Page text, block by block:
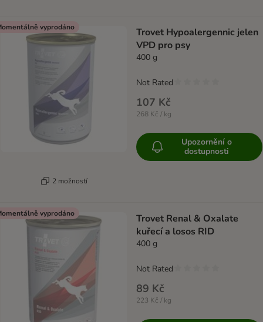
vyprodáno
2 možností
Trovet Hypoalergennic jelen
VPD pro psy
400 g
107 Kč
268 Kč / kg
Not Rated
Upozornění o
dostupnosti
vyprodáno
Trovet Renal & Oxalate
kuřecí a losos RID
400 g
89 Kč
223 Kč / kg
Not Rated